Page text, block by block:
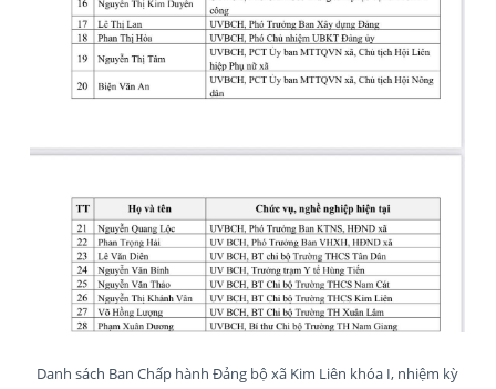
Danh sách Ban Chấp hành Đảng bộ xã Kim Liên khóa I, nhiệm kỳ